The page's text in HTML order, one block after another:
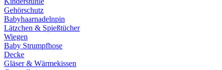
Gehörschutz
Babyhaarnadelnpin
Lätzchen & Spießtücher
Wiegen
Baby Strumpfhose
Decke
Gläser & Wärmekissen